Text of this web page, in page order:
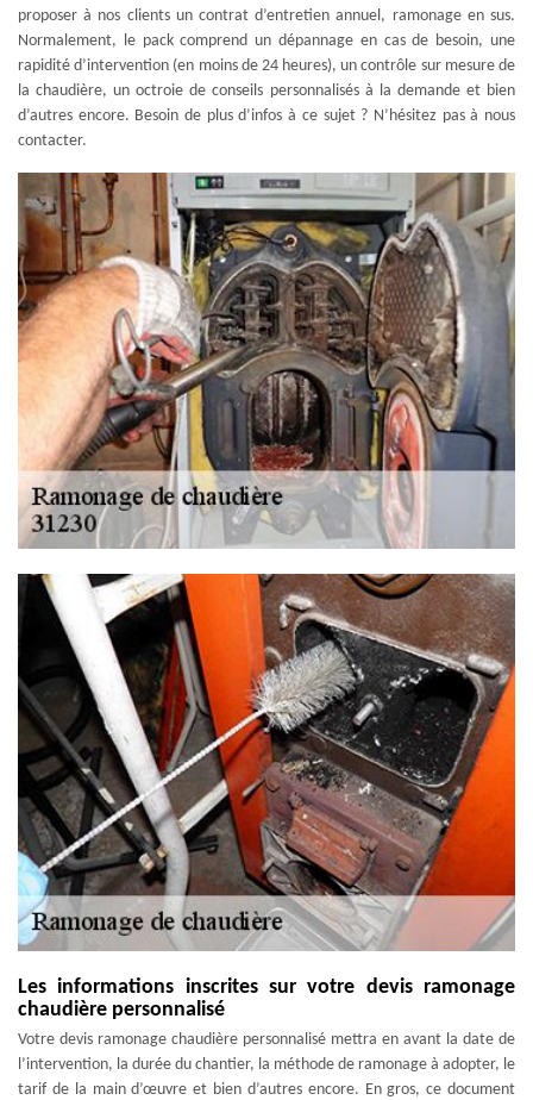
proposer à nos clients un contrat d’entretien annuel, ramonage en sus.
Normalement, le pack comprend un dépannage en cas de besoin, une
rapidité d’intervention (en moins de 24 heures), un contrôle sur mesure de
la chaudière, un octroie de conseils personnalisés à la demande et bien
d’autres encore. Besoin de plus d’infos à ce sujet ? N’hésitez pas à nous
contacter.
Les informations inscrites sur votre devis ramonage
chaudière personnalisé
Votre devis ramonage chaudière personnalisé mettra en avant la date de
l’intervention, la durée du chantier, la méthode de ramonage à adopter, le
tarif de la main d’œuvre et bien d’autres encore. En gros, ce document